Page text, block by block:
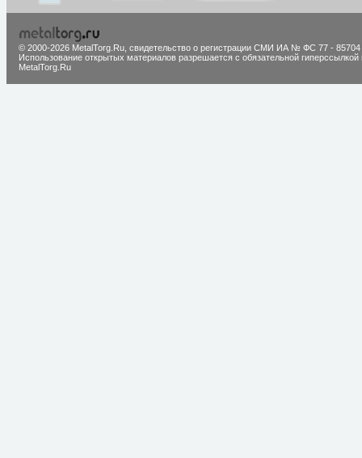
© 2000-2026 MetalTorg.Ru, cвидетельство о регистрации СМИ ИА № ФС 77 - 85704
Использование открытых материалов разрешается с обязательной гиперссылкой
MetalTorg.Ru